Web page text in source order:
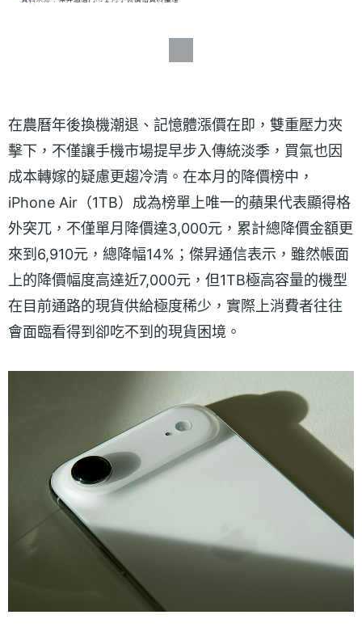
在農曆年後換機潮退、記憶體漲價在即，雙重壓力夾
擊下，不僅讓手機市場提早步入傳統淡季，買氣也因
成本轉嫁的疑慮更趨冷清。在本月的降價榜中，
iPhone Air（1TB）成為榜單上唯一的蘋果代表顯得格
外突兀，不僅單月降價達3,000元，累計總降價金額更
來到6,910元，總降幅14%；傑昇通信表示，雖然帳面
上的降價幅度高達近7,000元，但1TB極高容量的機型
在目前通路的現貨供給極度稀少，實際上消費者往往
會面臨看得到卻吃不到的現貨困境。